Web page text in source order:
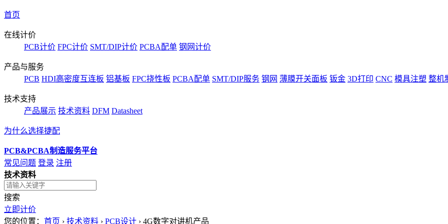
首页
在线计价
PCB计价 FPC计价 SMT/DIP计价 PCBA配单 钢网计价
产品与服务
PCB HDI高密度互连板 铝基板 FPC挠性板 PCBA配单 SMT/DIP服务 钢网 薄膜开关面板 钣金 3D打印 CNC 模具注塑 整机
技术支持
产品展示 技术资料 DFM Datasheet
为什么选择捷配
PCB&PCBA制造服务平台
常见问题 登录 注册
技术资料
搜索
立即计价
您的位置： 首页 › 技术资料 › PCB设计 › 4G数字对讲机产品